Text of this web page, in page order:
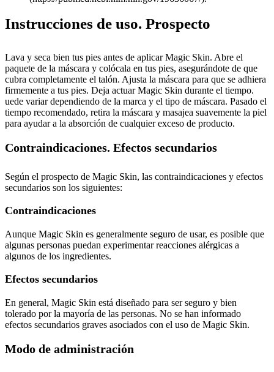
Instrucciones de uso. Prospecto
Lava y seca bien tus pies antes de aplicar Magic Skin. Abre el
paquete de la máscara y colócala en tus pies, asegurándote de que
cubra completamente el talón. Ajusta la máscara para que se adhiera
firmemente a tus pies. Deja actuar Magic Skin durante el tiempo.
uede variar dependiendo de la marca y el tipo de máscara. Pasado el
tiempo recomendado, retira la máscara y masajea suavemente la piel
para ayudar a la absorción de cualquier exceso de producto.
Contraindicaciones. Efectos secundarios
Según el prospecto de Magic Skin, las contraindicaciones y efectos
secundarios son los siguientes:
Contraindicaciones
Aunque Magic Skin es generalmente seguro de usar, es posible que
algunas personas puedan experimentar reacciones alérgicas a
algunos de los ingredientes.
Efectos secundarios
En general, Magic Skin está diseñado para ser seguro y bien
tolerado por la mayoría de las personas. No se han informado
efectos secundarios graves asociados con el uso de Magic Skin.
Modo de administración